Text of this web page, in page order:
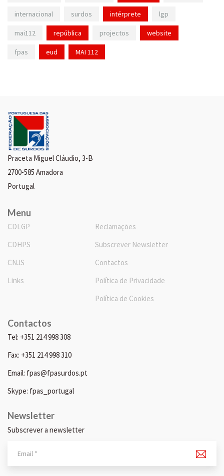
internacional surdos intérprete lgp
mai112 república projectos website
fpas eud MAI 112
Praceta Miguel Cláudio, 3-B
2700-585 Amadora
Portugal
Menu
CDLGP
CDHPS
CNJS
Links
Reclamações
Subscrever Newsletter
Contactos
Política de Privacidade
Política de Cookies
Contactos
Tel: +351 214 998 308
Fax: +351 214 998 310
Email: fpas@fpasurdos.pt
Skype: fpas_portugal
Newsletter
Subscrever a newsletter